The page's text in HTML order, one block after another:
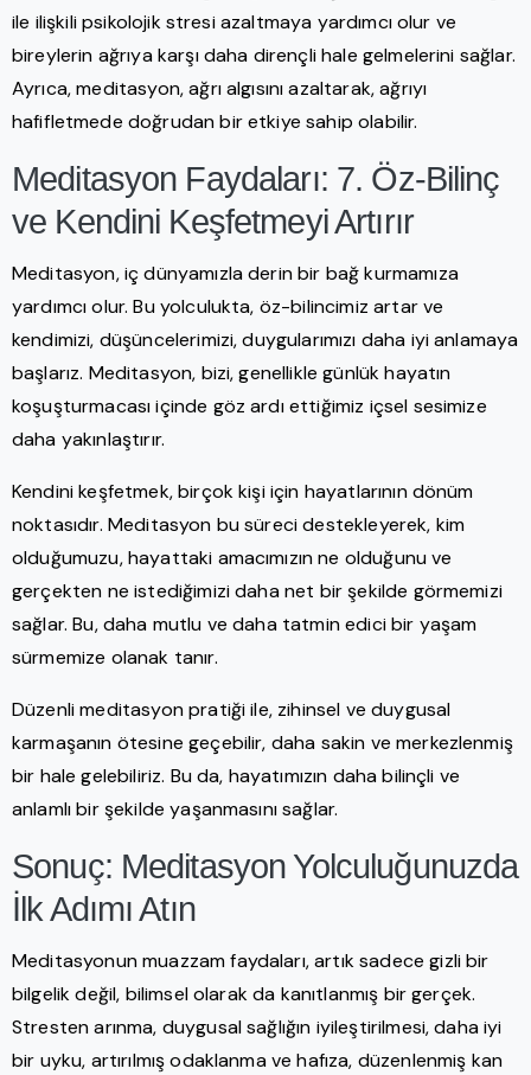
ile ilişkili psikolojik stresi azaltmaya yardımcı olur ve
bireylerin ağrıya karşı daha dirençli hale gelmelerini sağlar.
Ayrıca, meditasyon, ağrı algısını azaltarak, ağrıyı
hafifletmede doğrudan bir etkiye sahip olabilir.
Meditasyon Faydaları: 7. Öz-Bilinç
ve Kendini Keşfetmeyi Artırır
Meditasyon, iç dünyamızla derin bir bağ kurmamıza
yardımcı olur. Bu yolculukta, öz-bilincimiz artar ve
kendimizi, düşüncelerimizi, duygularımızı daha iyi anlamaya
başlarız. Meditasyon, bizi, genellikle günlük hayatın
koşuşturmacası içinde göz ardı ettiğimiz içsel sesimize
daha yakınlaştırır.
Kendini keşfetmek, birçok kişi için hayatlarının dönüm
noktasıdır. Meditasyon bu süreci destekleyerek, kim
olduğumuzu, hayattaki amacımızın ne olduğunu ve
gerçekten ne istediğimizi daha net bir şekilde görmemizi
sağlar. Bu, daha mutlu ve daha tatmin edici bir yaşam
sürmemize olanak tanır.
Düzenli meditasyon pratiği ile, zihinsel ve duygusal
karmaşanın ötesine geçebilir, daha sakin ve merkezlenmiş
bir hale gelebiliriz. Bu da, hayatımızın daha bilinçli ve
anlamlı bir şekilde yaşanmasını sağlar.
Sonuç: Meditasyon Yolculuğunuzda
İlk Adımı Atın
Meditasyonun muazzam faydaları, artık sadece gizli bir
bilgelik değil, bilimsel olarak da kanıtlanmış bir gerçek.
Stresten arınma, duygusal sağlığın iyileştirilmesi, daha iyi
bir uyku, artırılmış odaklanma ve hafıza, düzenlenmiş kan